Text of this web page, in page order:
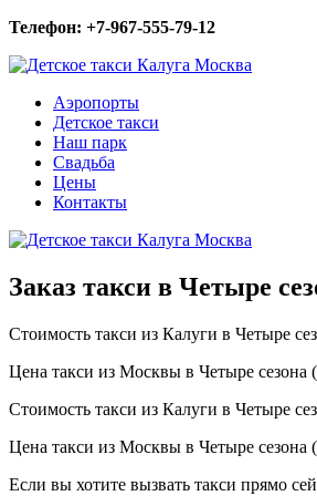
Телефон: +7-967-555-79-12
Аэропорты
Детское такси
Наш парк
Свадьба
Цены
Контакты
Заказ такси в Четыре
Стоимость такси из Калуги в Четыре
Цена такси из Москвы в Четыре сезона (
Стоимость такси из Калуги в Четыре
Цена такси из Москвы в Четыре сезона (
Если вы хотите вызвать такси прямо